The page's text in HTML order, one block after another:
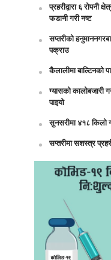
प्रहरीद्वारा ६ रोपनी
फडानी गरी नष्ट
सप्तरीको
पक्राउ
कैलालीमा बाल्टिनको
ग्यासको कालोबजारी
पाइयो
सुनसरीमा ४१८ किलो
सप्तरीमा सशस्त्र